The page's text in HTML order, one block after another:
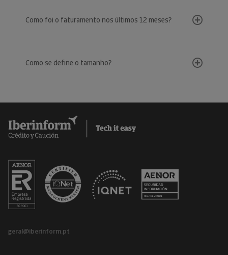
Como foi o faturamento nos últimos 12 meses?
Como se define o tamanho?
geral@iberinform.pt